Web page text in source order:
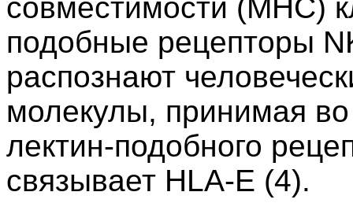
совместимости (MHC)
подобные рецепторы
распознают
молекулы, принимая
лектин-подобного
связывает HLA-E (4).